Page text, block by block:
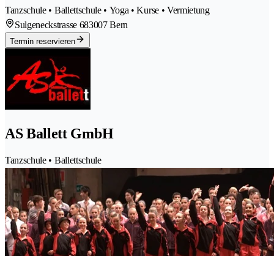
Tanzschule • Ballettschule • Yoga • Kurse • Vermietung
Sulgeneckstrasse 683007 Bern
Termin reservieren
AS Ballett GmbH
Tanzschule • Ballettschule